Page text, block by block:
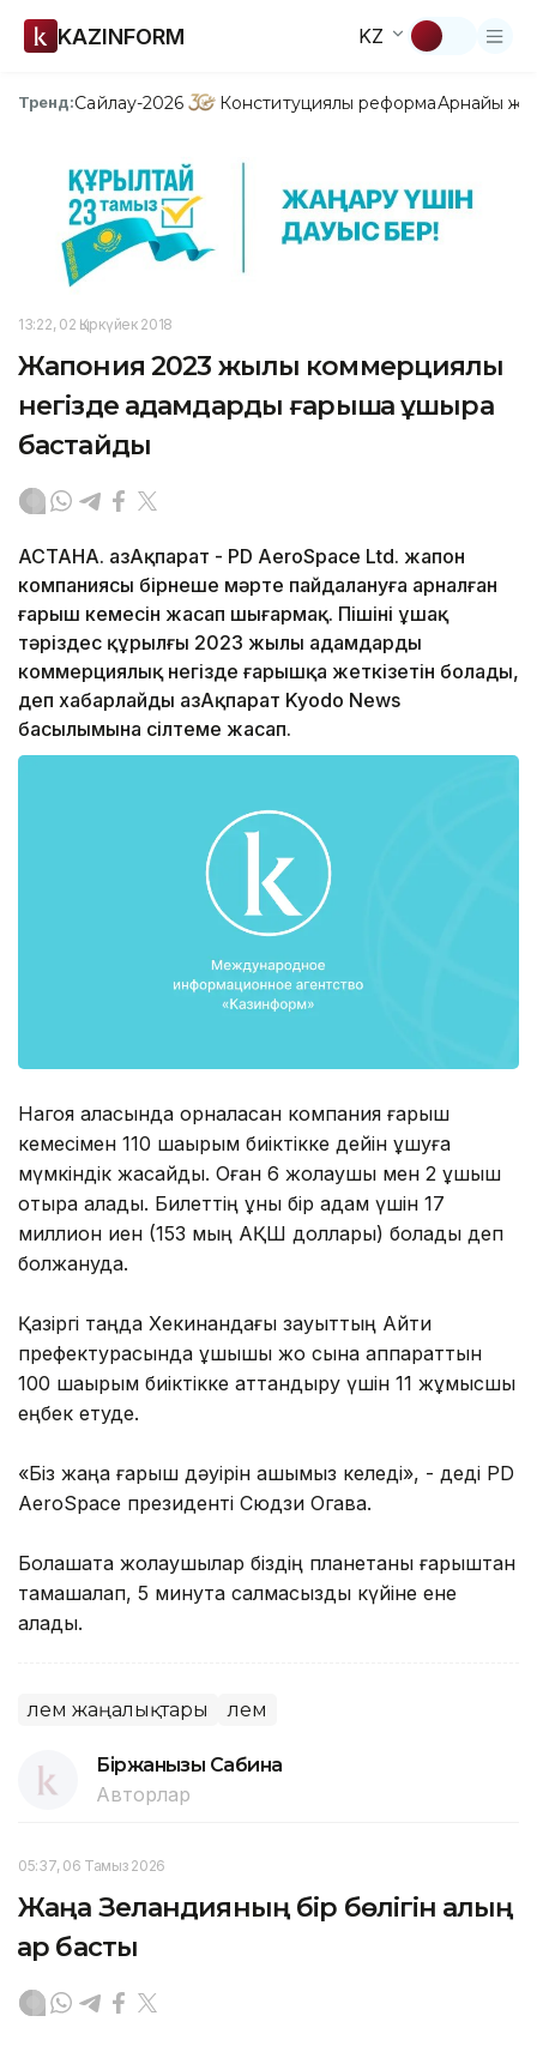
KAZINFORM KZ
Тренд:Сайлау-2026 Конституциялық реформаАрнайы
13:22, 02 Қыркүйек 2018
Жапония 2023 жылы коммерциялық
негізде адамдарды ғарышқа ұшыра
бастайды
АСТАНА. ҚазАқпарат - PD AeroSpace Ltd. жапон
компаниясы бірнеше мәрте пайдалануға арналған
ғарыш кемесін жасап шығармақ. Пішіні ұшақ
тәріздес құрылғы 2023 жылы адамдарды
коммерциялық негізде ғарышқа жеткізетін болады,
деп хабарлайды ҚазАқпарат Kyodo News
басылымына сілтеме жасап.
Нагоя қаласында орналасқан компания ғарыш
кемесімен 110 шақырым биіктікке дейін ұшуға
мүмкіндік жасайды. Оған 6 жолаушы мен 2 ұшқыш
отыра алады. Билеттің құны бір адам үшін 17
миллион иен (153 мың АҚШ доллары) болады деп
болжануда.
Қазіргі таңда Хекинандағы зауыттың Айти
префектурасында ұшқышы жоқ сынақ аппараттын
100 шақырым биіктікке аттандыру үшін 11 жұмысшы
еңбек етуде.
«Біз жаңа ғарыш дәуірін ашқымыз келеді», - деді PD
AeroSpace президенті Сюдзи Огава.
Болашақта жолаушылар біздің планетаны ғарыштан
тамашалап, 5 минутқа салмақсыздық күйіне ене
алады.
Әлем жаңалықтары Әлем
Біржанқызы Сабина
Авторлар
05:37, 06 Тамыз 2026
Жаңа Зеландияның бір бөлігін қалың
қар басты